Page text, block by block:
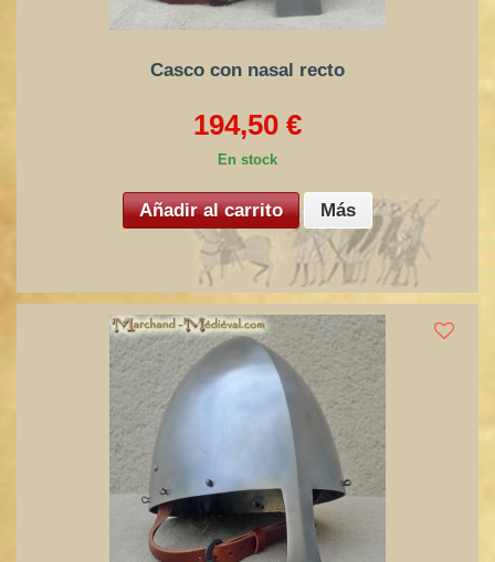
Casco con nasal recto
194,50 €
En stock
Añadir al carrito Más